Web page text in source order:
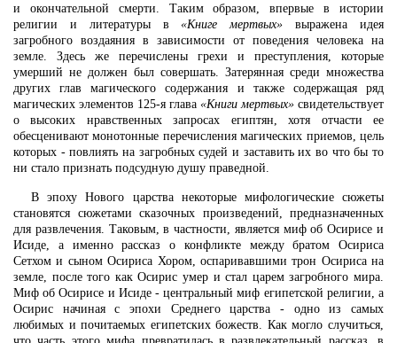
и окончательной смерти. Таким образом, впервые в истории
религии и литературы в«Книге мертвых» выражена идея
загробного воздаяния в зависимости от поведения человека на
земле. Здесь же перечислены грехи и преступления, которые
умерший не должен был совершать. Затерянная среди множества
других глав магического содержания и также содержащая ряд
магических элементов 125-я глава «Книги мертвых» свидетельствует
о высоких нравственных запросах египтян, хотя отчасти ее
обесценивают монотонные перечисления магических приемов, цель
которых - повлиять на загробных судей и заставить их во что бы то
ни стало признать подсудную душу праведной.
В эпоху Нового царства некоторые мифологические сюжеты
становятся сюжетами сказочных произведений, предназначенных
для развлечения. Таковым, в частности, является миф об Осирисе и
Исиде, а именно рассказ о конфликте между братом Осириса
Сетхом и сыном Осириса Хором, оспаривавшими трон Осириса на
земле, после того как Осирис умер и стал царем загробного мира.
Миф об Осирисе и Исиде - центральный миф египетской религии, а
Осирис начиная с эпохи Среднего царства - одно из самых
любимых и почитаемых египетских божеств. Как могло случиться,